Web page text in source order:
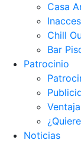
Casa
Chill
Bar
Patrocinio
Noticias